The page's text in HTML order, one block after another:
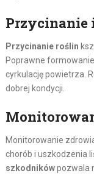
Przycinanie
Przycinanie roślin
Poprawne
cyrkulację powietrza.
dobrej kondycji.
Monitorowanie
chorób i uszkodzenia
szkodnikówpozwala